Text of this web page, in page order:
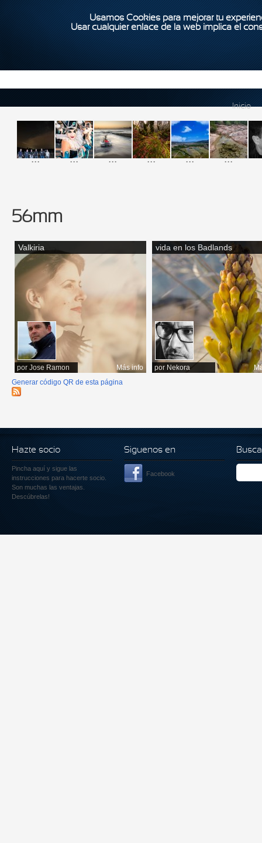
Usamos Cookies para mejorar tu
Usar cualquier enlace de la web implica el
Inicio
... ... ... ... ... ...
56mm
Valkiria
por Jose Ramon Más info
vida en los Badlands
por Nekora
Generar código QR de esta página
Hazte socio
Pincha aquí y sigue las
instrucciones para hacerte socio.
Son muchas las ventajas.
Descúbrelas!
Siguenos en
Facebook